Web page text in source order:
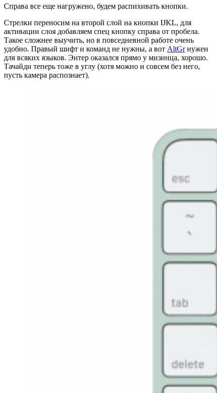
Справа все еще нагружено, будем распихивать кнопки.
Стрелки переносим на второй слой на кнопки IJKL, для
активации слоя добавляем спец кнопку справа от пробела.
Такое сложнее выучить, но в повседневной работе очень
удобно. Правый шифт и команд не нужны, а вот AltGrнужен
для всяких языков. Энтер оказался прямо у мизинца, хорошо.
Тачайди теперь тоже в углу (хотя можно и совсем без него,
пусть камера распознает).